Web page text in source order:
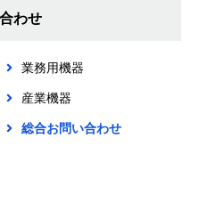
保護の重要性を認識させ、
人情報を保護するための方
、実施、監査および見直し
全従業者に周知し、各自
意識の高揚を図ります。
わせ
業務用機器
産業機器
総合お問い合わせ